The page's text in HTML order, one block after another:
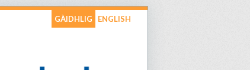
GÀIDHLIG ENGLISH